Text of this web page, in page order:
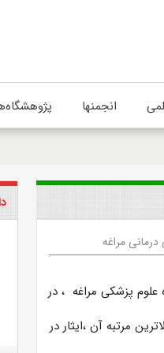
انجمنها
مراغه
پزشکی مراغه ، در
مرتبه آن ،ایثار در